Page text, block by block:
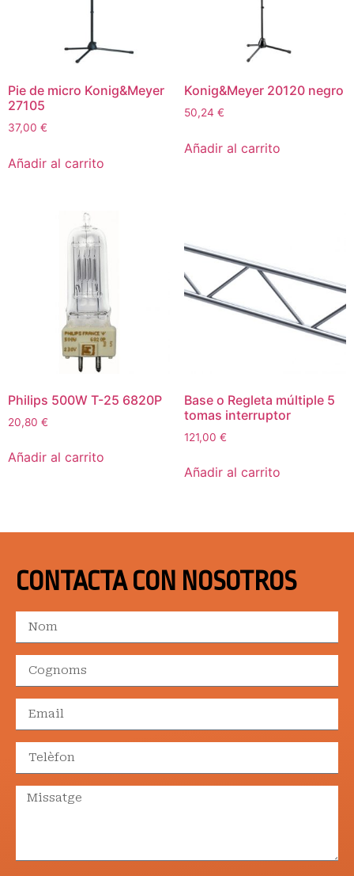
Pie de micro Konig&Meyer
27105
37,00 €
Añadir al carrito
Konig&Meyer 20120 negro
50,24 €
Añadir al carrito
Philips 500W T-25 6820P
20,80 €
Añadir al carrito
Base o Regleta múltiple 5
tomas interruptor
121,00 €
Añadir al carrito
CONTACTA CON NOSOTROS